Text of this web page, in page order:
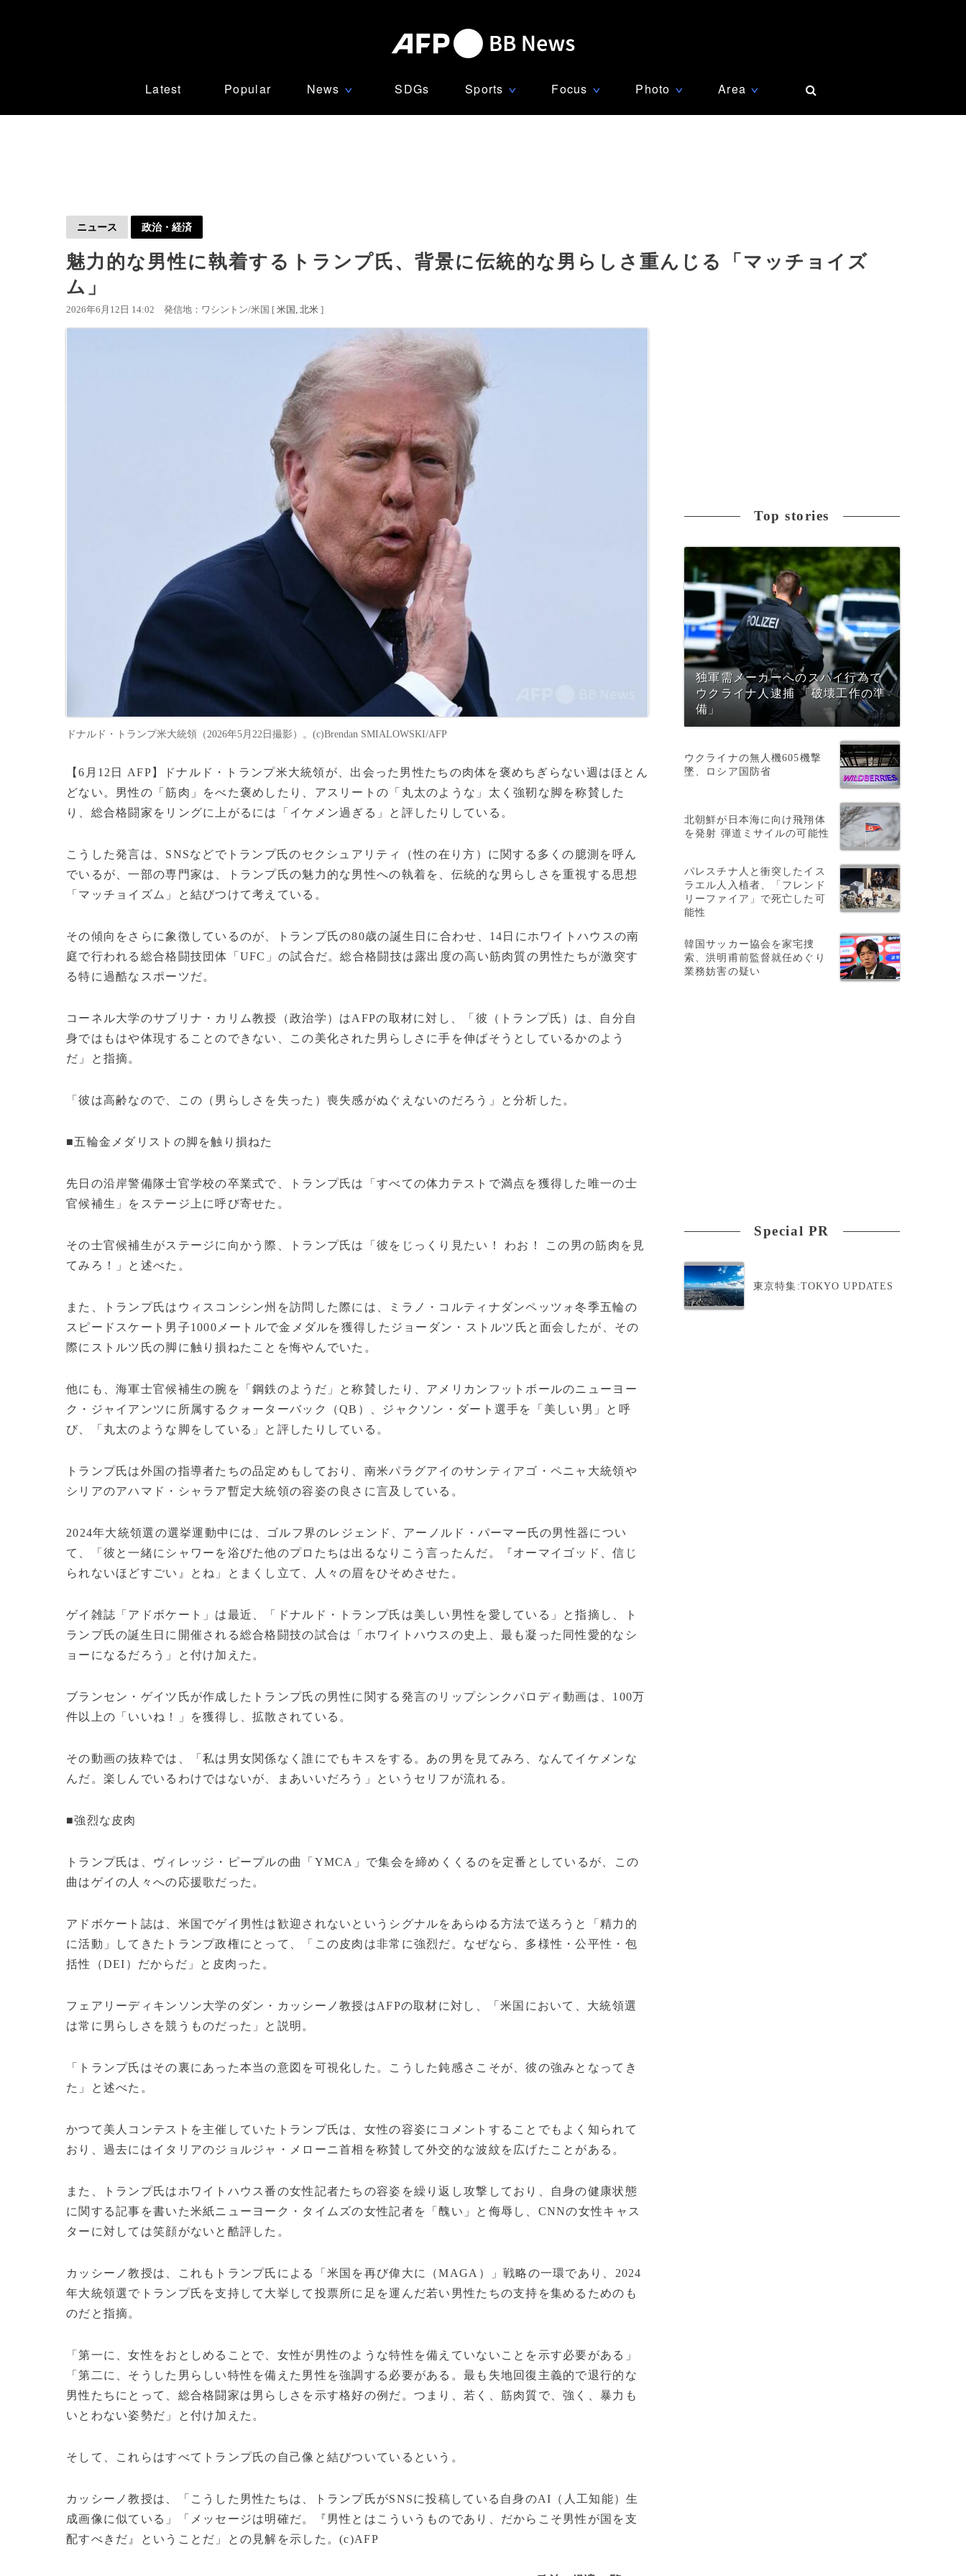
Latest Popular News ∨ SDGs Sports ∨ Focus ∨ Photo ∨ Area ∨
ニュース 政治・経済
魅力的な男性に執着するトランプ氏、背景に伝統的な男らしさ重んじる「マッチョイズ
ム」
2026年6月12日 14:02 発信地：ワシントン/米国 [ 米国 北米 ]
ドナルド・トランプ米大統領（2026年5月22日撮影）。(c)Brendan SMIALOWSKI/AFP
【6月12日 AFP】ドナルド・トランプ米大統領が、出会った男性たちの肉体を褒めちぎらない週はほとん
どない。男性の「筋肉」をべた褒めしたり、アスリートの「丸太のような」太く強靭な脚を称賛した
り、総合格闘家をリングに上がるには「イケメン過ぎる」と評したりしている。
こうした発言は、SNSなどでトランプ氏のセクシュアリティ（性の在り方）に関する多くの臆測を呼ん
でいるが、一部の専門家は、トランプ氏の魅力的な男性への執着を、伝統的な男らしさを重視する思想
「マッチョイズム」と結びつけて考えている。
その傾向をさらに象徴しているのが、トランプ氏の80歳の誕生日に合わせ、14日にホワイトハウスの南
庭で行われる総合格闘技団体「UFC」の試合だ。総合格闘技は露出度の高い筋肉質の男性たちが激突す
る特に過酷なスポーツだ。
コーネル大学のサブリナ・カリム教授（政治学）はAFPの取材に対し、「彼（トランプ氏）は、自分自
身ではもはや体現することのできない、この美化された男らしさに手を伸ばそうとしているかのよう
だ」と指摘。
「彼は高齢なので、この（男らしさを失った）喪失感がぬぐえないのだろう」と分析した。
■五輪金メダリストの脚を触り損ねた
先日の沿岸警備隊士官学校の卒業式で、トランプ氏は「すべての体力テストで満点を獲得した唯一の士
官候補生」をステージ上に呼び寄せた。
その士官候補生がステージに向かう際、トランプ氏は「彼をじっくり見たい！ わお！ この男の筋肉を見
てみろ！」と述べた。
また、トランプ氏はウィスコンシン州を訪問した際には、ミラノ・コルティナダンペッツォ冬季五輪の
スピードスケート男子1000メートルで金メダルを獲得したジョーダン・ストルツ氏と面会したが、その
際にストルツ氏の脚に触り損ねたことを悔やんでいた。
他にも、海軍士官候補生の腕を「鋼鉄のようだ」と称賛したり、アメリカンフットボールのニューヨー
ク・ジャイアンツに所属するクォーターバック（QB）、ジャクソン・ダート選手を「美しい男」と呼
び、「丸太のような脚をしている」と評したりしている。
トランプ氏は外国の指導者たちの品定めもしており、南米パラグアイのサンティアゴ・ペニャ大統領や
シリアのアハマド・シャラア暫定大統領の容姿の良さに言及している。
2024年大統領選の選挙運動中には、ゴルフ界のレジェンド、アーノルド・パーマー氏の男性器につい
て、「彼と一緒にシャワーを浴びた他のプロたちは出るなりこう言ったんだ。『オーマイゴッド、信じ
られないほどすごい』とね」とまくし立て、人々の眉をひそめさせた。
ゲイ雑誌「アドボケート」は最近、「ドナルド・トランプ氏は美しい男性を愛している」と指摘し、ト
ランプ氏の誕生日に開催される総合格闘技の試合は「ホワイトハウスの史上、最も凝った同性愛的なシ
ョーになるだろう」と付け加えた。
ブランセン・ゲイツ氏が作成したトランプ氏の男性に関する発言のリップシンクパロディ動画は、100万
件以上の「いいね！」を獲得し、拡散されている。
その動画の抜粋では、「私は男女関係なく誰にでもキスをする。あの男を見てみろ、なんてイケメンな
んだ。楽しんでいるわけではないが、まあいいだろう」というセリフが流れる。
■強烈な皮肉
トランプ氏は、ヴィレッジ・ピープルの曲「YMCA」で集会を締めくくるのを定番としているが、この
曲はゲイの人々への応援歌だった。
アドボケート誌は、米国でゲイ男性は歓迎されないというシグナルをあらゆる方法で送ろうと「精力的
に活動」してきたトランプ政権にとって、「この皮肉は非常に強烈だ。なぜなら、多様性・公平性・包
括性（DEI）だからだ」と皮肉った。
フェアリーディキンソン大学のダン・カッシーノ教授はAFPの取材に対し、「米国において、大統領選
は常に男らしさを競うものだった」と説明。
「トランプ氏はその裏にあった本当の意図を可視化した。こうした鈍感さこそが、彼の強みとなってき
た」と述べた。
かつて美人コンテストを主催していたトランプ氏は、女性の容姿にコメントすることでもよく知られて
おり、過去にはイタリアのジョルジャ・メローニ首相を称賛して外交的な波紋を広げたことがある。
また、トランプ氏はホワイトハウス番の女性記者たちの容姿を繰り返し攻撃しており、自身の健康状態
に関する記事を書いた米紙ニューヨーク・タイムズの女性記者を「醜い」と侮辱し、CNNの女性キャス
ターに対しては笑顔がないと酷評した。
カッシーノ教授は、これもトランプ氏による「米国を再び偉大に（MAGA）」戦略の一環であり、2024
年大統領選でトランプ氏を支持して大挙して投票所に足を運んだ若い男性たちの支持を集めるためのも
のだと指摘。
「第一に、女性をおとしめることで、女性が男性のような特性を備えていないことを示す必要がある」
「第二に、そうした男らしい特性を備えた男性を強調する必要がある。最も失地回復主義的で退行的な
男性たちにとって、総合格闘家は男らしさを示す格好の例だ。つまり、若く、筋肉質で、強く、暴力も
いとわない姿勢だ」と付け加えた。
そして、これらはすべてトランプ氏の自己像と結びついているという。
カッシーノ教授は、「こうした男性たちは、トランプ氏がSNSに投稿している自身のAI（人工知能）生
成画像に似ている」「メッセージは明確だ。『男性とはこういうものであり、だからこそ男性が国を支
配すべきだ』ということだ」との見解を示した。(c)AFP
Top stories
独軍需メーカーへのスパイ行為で
ウクライナ人逮捕 「破壊工作の準
備」
ウクライナの無人機605機撃
墜、ロシア国防省
北朝鮮が日本海に向け飛翔体
を発射 弾道ミサイルの可能性
パレスチナ人と衝突したイス
ラエル人入植者、「フレンド
リーファイア」で死亡した可
能性
韓国サッカー協会を家宅捜
索、洪明甫前監督就任めぐり
業務妨害の疑い
Special PR
東京特集:TOKYO UPDATES